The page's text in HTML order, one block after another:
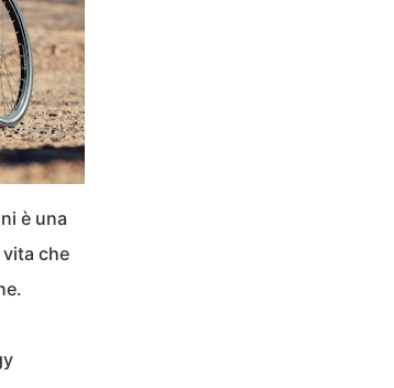
è una
vita che